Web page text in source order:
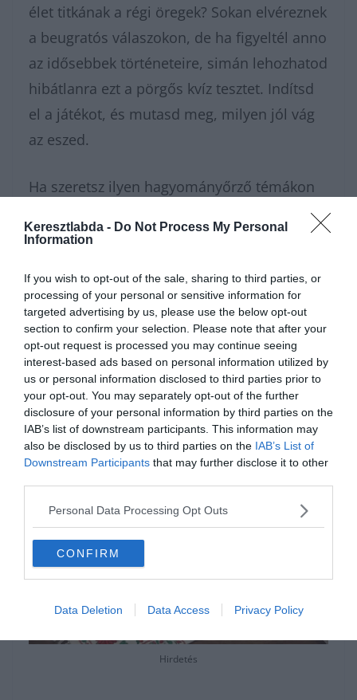
Keresztlabda - Do Not Process My Personal
Information
If you wish to opt-out of the sale, sharing to third parties, or
processing of your personal or sensitive information for
targeted advertising by us, please use the below opt-out
section to confirm your selection. Please note that after your
opt-out request is processed you may continue seeing
interest-based ads based on personal information utilized by
us or personal information disclosed to third parties prior to
your opt-out. You may separately opt-out of the further
disclosure of your personal information by third parties on the
IAB’s list of downstream participants. This information may
also be disclosed by us to third parties on the IAB’s List of
Downstream Participants that may further disclose it to other
Personal Data Processing Opt Outs
CONFIRM
Data Deletion Data Access Privacy Policy
élet titkának a régi öregek? Sokan elvéreznek
a beugratós válaszokon, de ha figyeltél anno
az idősebbek történeteire, simán lehozhatod
hibátlanra ezt a pörgős kvíz tesztet. Indítsd
el a játékot, és mutasd meg, milyen jól vág
az eszed.
Ha szeretsz ilyen hagyományőrző témákon
ugorj be aKvízkuckó Facebook
vár, és minden nap bekerül valami új kvíz a
tagoknak. Ha pörgetnéd tovább a
kérdéseket, atudáspróbarovatunkban
bőven találsz még mit kitölteni. Ha inkább
lazítanál a nagy agytorna után, a
Keresztlabda YouTube csatornájais nyitva
áll egy kis videózásra.
Hirdetés